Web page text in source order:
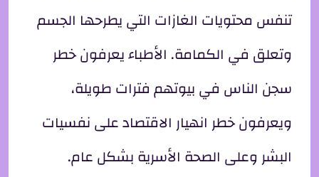
تنفس محتويات الغازات التي يطرحها الجسم
وتعلق في الكمامة. الأطباء يعرفون خطر
سجن الناس في بيوتهم فترات طويلة،
ويعرفون خطر انهيار الاقتصاد على نفسيات
البشر وعلى الصحة الأسرية بشكل عام.